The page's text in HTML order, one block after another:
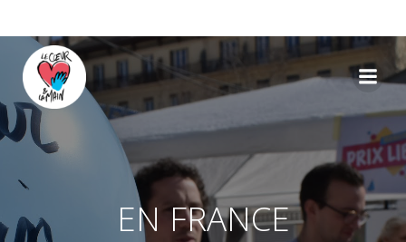
EN FRANCE